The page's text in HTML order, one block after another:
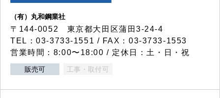
（有）丸和鋼業社
〒144-0052 東京都大田区蒲田3-24-4
TEL：03-3733-1551 / FAX：03-3733-1553
営業時間：8:00〜18:00 / 定休日：土・日・祝
販売可 工事・取付可